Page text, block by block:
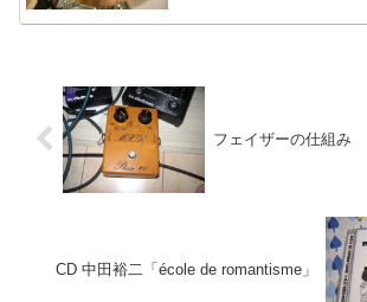
フェイザーの仕組み
CD 中田裕二「école de romantisme」